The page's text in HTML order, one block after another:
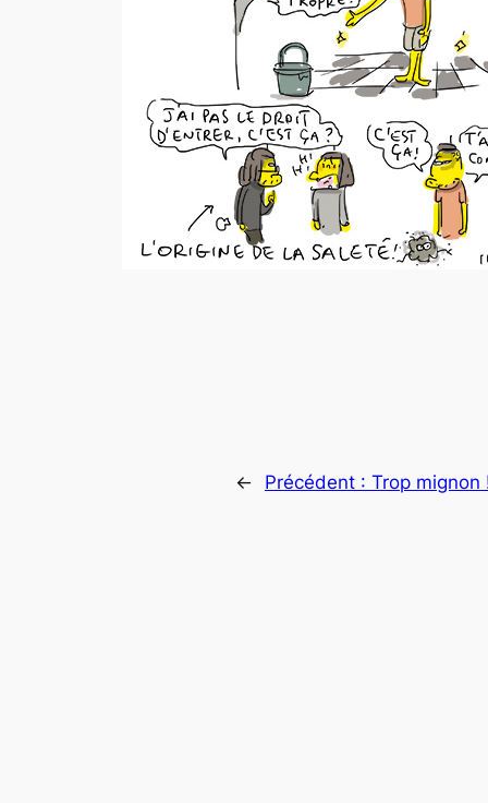
← Précédent : Trop mignon